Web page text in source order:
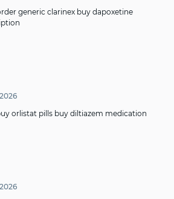
generic clarinex buy dapoxetine
orlistat pills buy diltiazem medication